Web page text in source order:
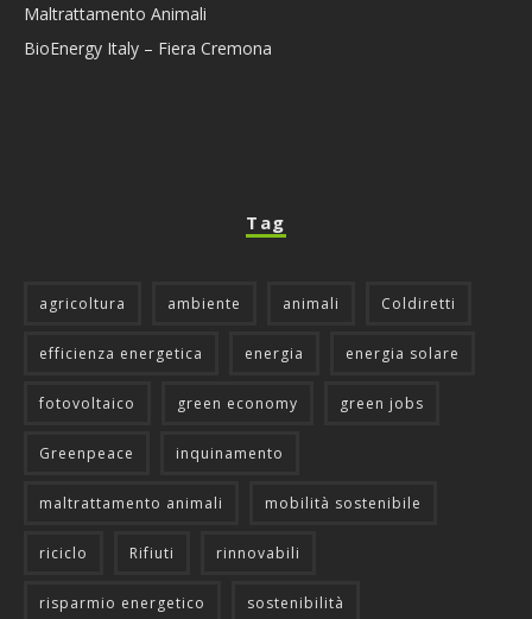
Maltrattamento Animali
BioEnergy Italy – Fiera Cremona
Tag
agricoltura ambiente animali Coldiretti
efficienza energetica energia energia solare
fotovoltaico green economy green jobs
Greenpeace inquinamento
maltrattamento animali mobilità sostenibile
riciclo Rifiuti rinnovabili
risparmio energetico sostenibilità